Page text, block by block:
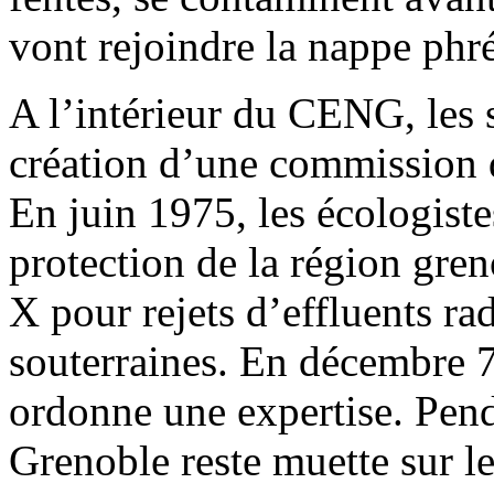
vont rejoindre la nappe
A l’intérieur du CENG, les
création d’une
En juin 1975, les
protection de la région
X pour rejets d’effluents
souterraines. En décembre
ordonne une expertise.
Grenoble reste muette sur